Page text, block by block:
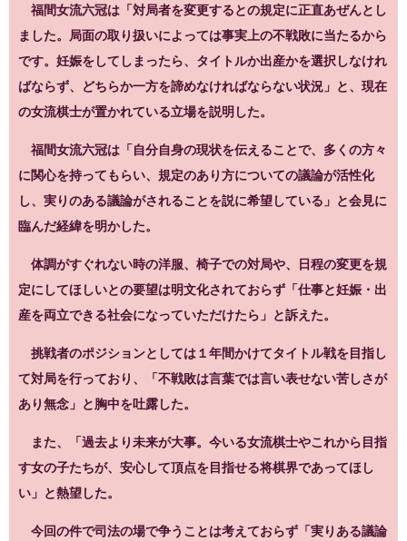
福間女流六冠は「対局者を変更するとの規定に正直あぜんとし
ました。局面の取り扱いによっては事実上の不戦敗に当たるから
です。妊娠をしてしまったら、タイトルか出産かを選択しなけれ
ばならず、どちらか一方を諦めなければならない状況」と、現在
の女流棋士が置かれている立場を説明した。
福間女流六冠は「自分自身の現状を伝えることで、多くの方々
に関心を持ってもらい、規定のあり方についての議論が活性化
し、実りのある議論がされることを説に希望している」と会見に
臨んだ経緯を明かした。
体調がすぐれない時の洋服、椅子での対局や、日程の変更を規
定にしてほしいとの要望は明文化されておらず「仕事と妊娠・出
産を両立できる社会になっていただけたら」と訴えた。
挑戦者のポジションとしては１年間かけてタイトル戦を目指し
て対局を行っており、「不戦敗は言葉では言い表せない苦しさが
あり無念」と胸中を吐露した。
また、「過去より未来が大事。今いる女流棋士やこれから目指
す女の子たちが、安心して頂点を目指せる将棋界であってほし
い」と熱望した。
今回の件で司法の場で争うことは考えておらず「実りある議論